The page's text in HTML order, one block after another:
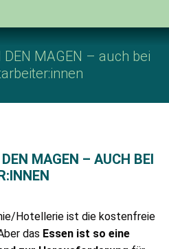
DEN MAGEN – auch bei
MAGEN – AUCH BEI
Hotellerie ist die kostenfreie
das Essen ist so eine